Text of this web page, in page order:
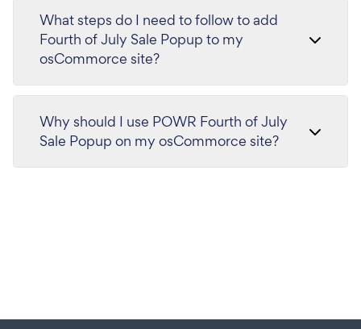
What steps do I need to follow to add
Fourth of July Sale Popup to my
osCommorce site?
Why should I use POWR Fourth of July
Sale Popup on my osCommorce site?